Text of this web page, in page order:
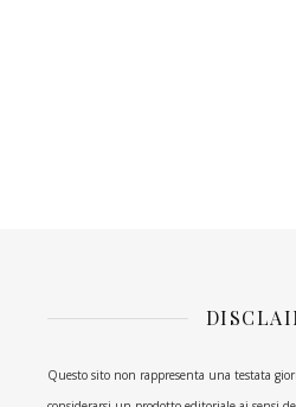
Questo sito non rappresenta una testata